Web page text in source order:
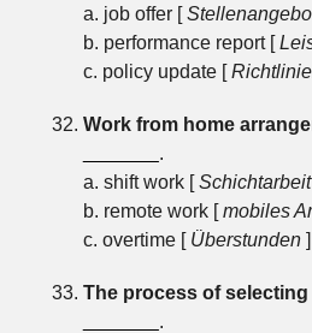
a. job offer [
b. performance report [
c. policy update [
Work from home
.
a. shift work [Schichtarbeit
b. remote work [mobiles
c. overtime [ Überstunden]
The process of
.